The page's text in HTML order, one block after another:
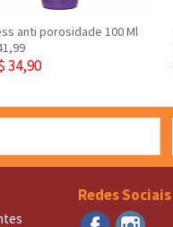
anti porosidade 100 Ml
34,90
Redes Sociais